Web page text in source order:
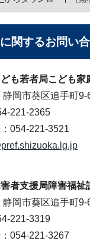
関するお問い
も若者局こども家
岡市葵区追手町9-
221-2365
054-221-3521
者支援局障害福祉
岡市葵区追手町9-
221-3319
054-221-3267